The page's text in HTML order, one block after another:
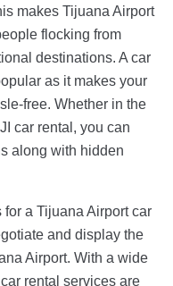
makes Tijuana Airport
flocking from
destinations. A car
as it makes your
free. Whether in the
car rental, you can
along with hidden
a Tijuana Airport car
and display the
Airport. With a wide
rental services are